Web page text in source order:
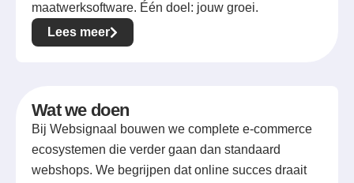
maatwerksoftware. Één doel: jouw groei.
Lees meer
Wat we doen
Bij Websignaal bouwen we complete e-commerce
ecosystemen die verder gaan dan standaard
webshops. We begrijpen dat online succes draait